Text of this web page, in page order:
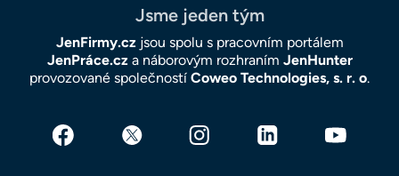
Jsme jeden tým
JenFirmy.czjsou spolu s pracovním portálem
JenPráce.cza náborovým rozhraním JenHunter
provozované společností Coweo Technologies, s. r. o.